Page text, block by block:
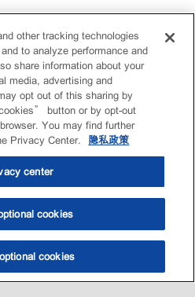
油助手 查找门店
other tracking technologies
to analyze performance and
share information about your
media, advertising and
opt out of this sharing by
button or by opt-out
You may find further
Privacy Center.
隐私政策
center
cookies
cookies